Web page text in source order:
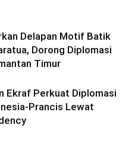
Delapan Motif Batik
Dorong Diplomasi
Timur
Ekraf Perkuat Diplomasi
Prancis Lewat